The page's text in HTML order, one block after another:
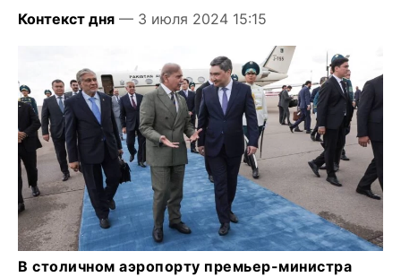
Контекст дня — 3 июля 2024 15:15
В столичном аэропорту премьер-министра